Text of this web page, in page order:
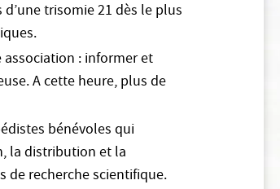
trisomie 21 dès le plus
association : informer et
A cette heure, plus de
bénévoles qui
la distribution et la
de recherche scientifique.